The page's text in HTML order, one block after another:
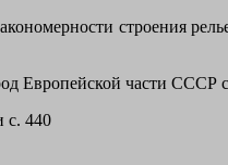
строения
Европейской части СССР
с. 440